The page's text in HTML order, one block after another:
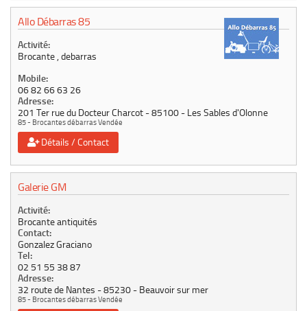
Allo Débarras 85
Activité:
Brocante , debarras
Mobile:
06 82 66 63 26
Adresse:
201 Ter rue du Docteur Charcot 85100 Les Sables d'Olonne
85 - Brocantes débarras Vendée
Détails / Contact
Galerie GM
Activité:
Brocante antiquités
Contact:
Gonzalez Graciano
Tel:
02 51 55 38 87
Adresse:
32 route de Nantes 85230 Beauvoir sur mer
85 - Brocantes débarras Vendée